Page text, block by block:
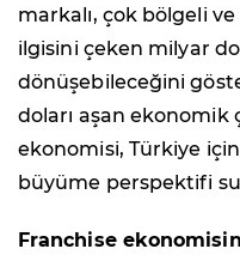
markalı, çok bölgeli
ilgisini çeken milyar
dönüşebileceğini
doları aşan ekonomik
ekonomisi, Türkiye
büyüme perspektifi
Franchise